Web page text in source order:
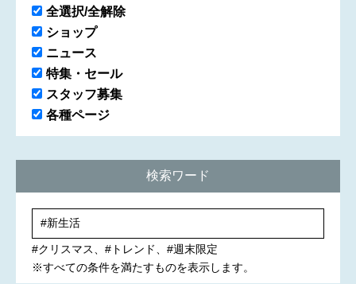
全選択/全解除
ショップ
ニュース
特集・セール
スタッフ募集
各種ページ
検索ワード
#クリスマス #トレンド
#週末限定
※すべての条件を満たすものを表示します。